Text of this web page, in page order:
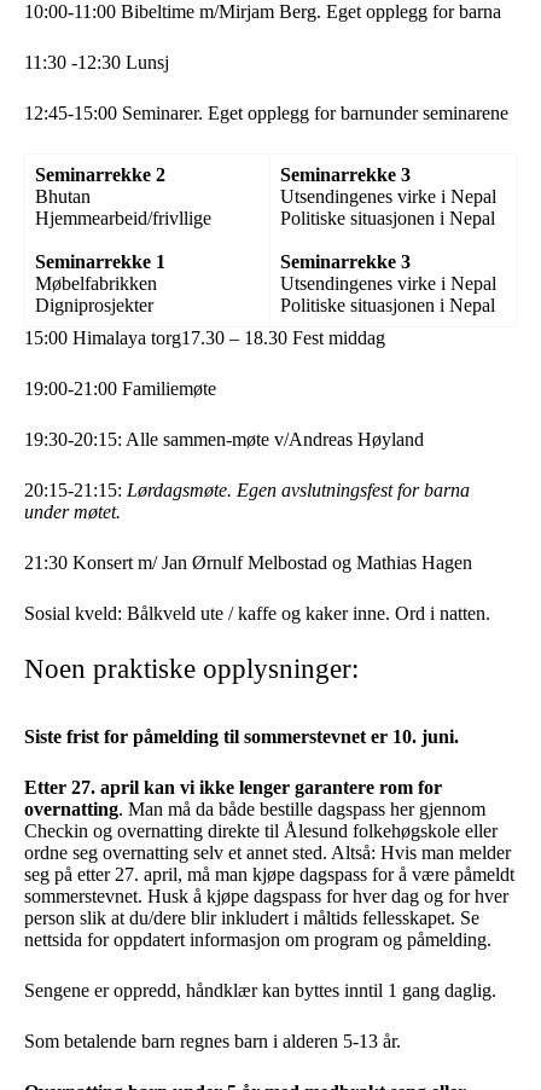
10:00-11:00 Bibeltime m/Mirjam Berg. Eget opplegg for barna
11:30 -12:30 Lunsj
12:45-15:00 Seminarer. Eget opplegg for barnunder seminarene
Seminarrekke 2
Bhutan
Hjemmearbeid/frivllige
Seminarrekke 1
Møbelfabrikken
Digniprosjekter
Seminarrekke 3
Utsendingenes virke i Nepal
Politiske situasjonen i Nepal
Seminarrekke 3
Utsendingenes virke i Nepal
Politiske situasjonen i Nepal
15:00 Himalaya torg17.30 – 18.30 Fest middag
19:00-21:00 Familiemøte
19:30-20:15: Alle sammen-møte v/Andreas Høyland
20:15-21:15: Lørdagsmøte. Egen avslutningsfest for barna
under møtet.
21:30 Konsert m/ Jan Ørnulf Melbostad og Mathias Hagen
Sosial kveld: Bålkveld ute / kaffe og kaker inne. Ord i natten.
Noen praktiske opplysninger:
Siste frist for påmelding til sommerstevnet er 10. juni.
Etter 27. april kan vi ikke lenger garantere rom for
overnatting. Man må da både bestille dagspass her gjennom
Checkin og overnatting direkte til Ålesund folkehøgskole eller
ordne seg overnatting selv et annet sted. Altså: Hvis man melder
seg på etter 27. april, må man kjøpe dagspass for å være påmeldt
sommerstevnet. Husk å kjøpe dagspass for hver dag og for hver
person slik at du/dere blir inkludert i måltids fellesskapet. Se
nettsida for oppdatert informasjon om program og påmelding.
Sengene er oppredd, håndklær kan byttes inntil 1 gang daglig.
Som betalende barn regnes barn i alderen 5-13 år.